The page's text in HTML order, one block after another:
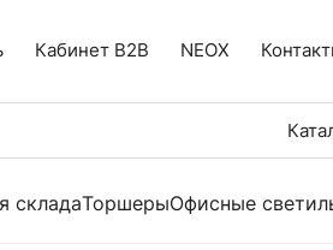
Кабинет B2B NEOX
складаТоршерыОфисные